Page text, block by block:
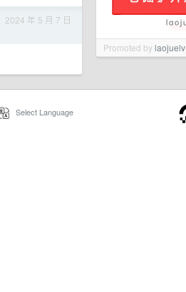
Promoted bylaojuelv
2024 年 5 月 7 日
Select Language